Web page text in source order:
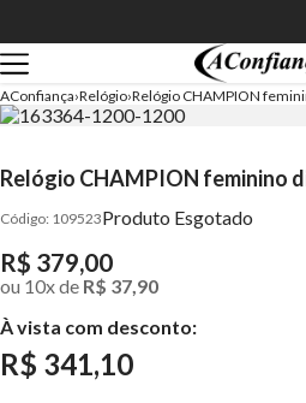
AConfiança Relógio Relógio CHAMPION
Relógio CHAMPION feminino
109523Produto Esgotado
R$ 379,00
ou 10xde R$ 37,90
À vista com desconto:
R$ 341,10